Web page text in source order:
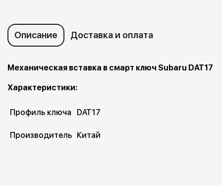
Описание Доставка и оплата
Механическая вставка в смарт ключ Subaru DAT17
Характеристики:
Профиль ключа DAT17
Производитель Китай